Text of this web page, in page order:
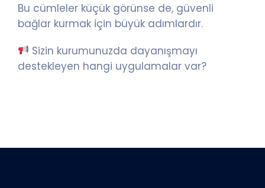
Bu cümleler küçük görünse de, güvenli
bağlar kurmak için büyük adımlardır.
Sizin kurumunuzda dayanışmayı
destekleyen hangi uygulamalar var?